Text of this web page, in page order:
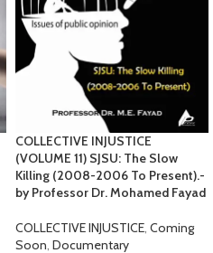
COLLECTIVE INJUSTICE
(VOLUME 11) SJSU: The Slow
Killing (2008-2006 To Present).-
by Professor Dr. Mohamed Fayad
COLLECTIVE INJUSTICE, Coming
Soon, Documentary